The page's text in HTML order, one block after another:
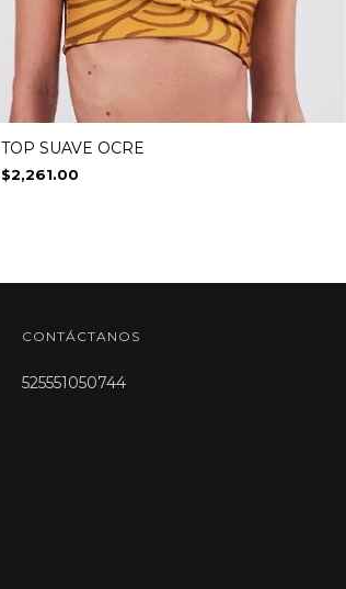
TOP SUAVE OCRE
$2,261.00
CONTÁCTANOS
525551050744